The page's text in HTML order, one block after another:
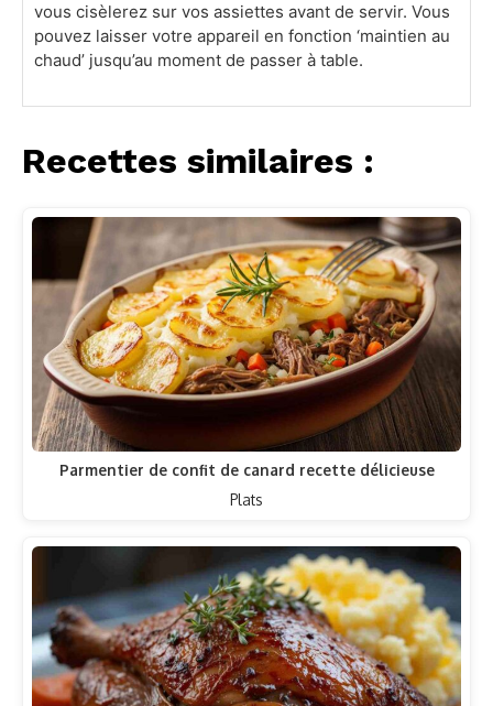
vous cisèlerez sur vos assiettes avant de servir. Vous
pouvez laisser votre appareil en fonction ‘maintien au
chaud’ jusqu’au moment de passer à table.
Recettes similaires :
Parmentier de confit de canard recette délicieuse
Plats